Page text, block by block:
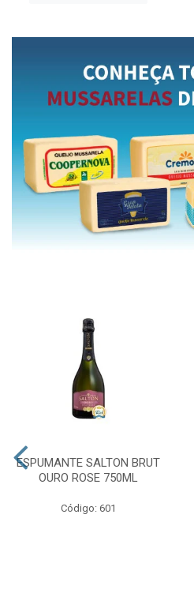
ESPUMANTE SALTON BRUT
OURO ROSE 750ML
Código: 601